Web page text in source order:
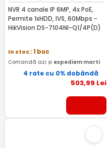
NVR 4 canale IP 6MP, 4x PoE,
Permite 1xHDD, IVS, 60Mbps -
HikVision DS-7104NI-Q1/4P(D)
In stoc: 1 buc
Comandă azi și expediem marti
4 rate cu 0% dobândă
503,99 Lei